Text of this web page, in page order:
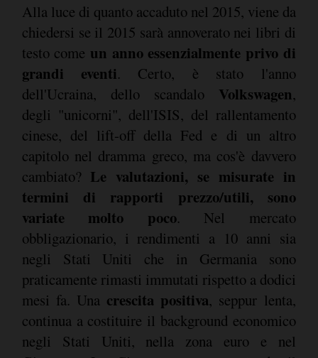
Alla luce di quanto accaduto nel 2015, viene da
chiedersi se il 2015 sarà annoverato nei libri di
testo come un anno essenzialmente privo di
grandi eventi. Certo, è stato l'anno
dell'Ucraina, dello scandalo Volkswagen,
degli "unicorni", dell'ISIS, del rallentamento
cinese, del lift-off della Fed e di un altro
capitolo nel dramma greco, ma cos'è davvero
cambiato? Le valutazioni, se misurate in
termini di rapporti prezzo/utili, sono
variate molto poco. Nel mercato
obbligazionario, i rendimenti a 10 anni sia
negli Stati Uniti che in Germania sono
praticamente rimasti immutati rispetto a dodici
mesi fa. Una crescita positiva, seppur lenta,
continua a costituire il background economico
negli Stati Uniti, nella zona euro e nel